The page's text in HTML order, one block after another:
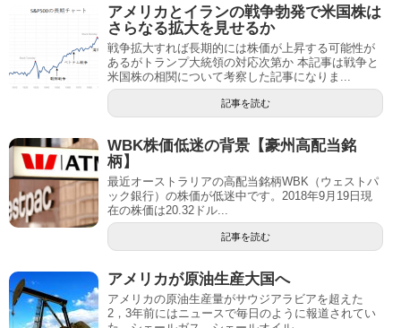
アメリカとイランの戦争勃発で米国株は
さらなる拡大を見せるか
戦争拡大すれば長期的には株価が上昇する可能性が
あるがトランプ大統領の対応次第か 本記事は戦争と
米国株の相関について考察した記事になりま...
記事を読む
WBK株価低迷の背景【豪州高配当銘
柄】
最近オーストラリアの高配当銘柄WBK（ウェストパ
ック銀行）の株価が低迷中です。2018年9月19日現
在の株価は20.32ドル...
記事を読む
アメリカが原油生産大国へ
アメリカの原油生産量がサウジアラビアを超えた
2，3年前にはニュースで毎日のように報道されてい